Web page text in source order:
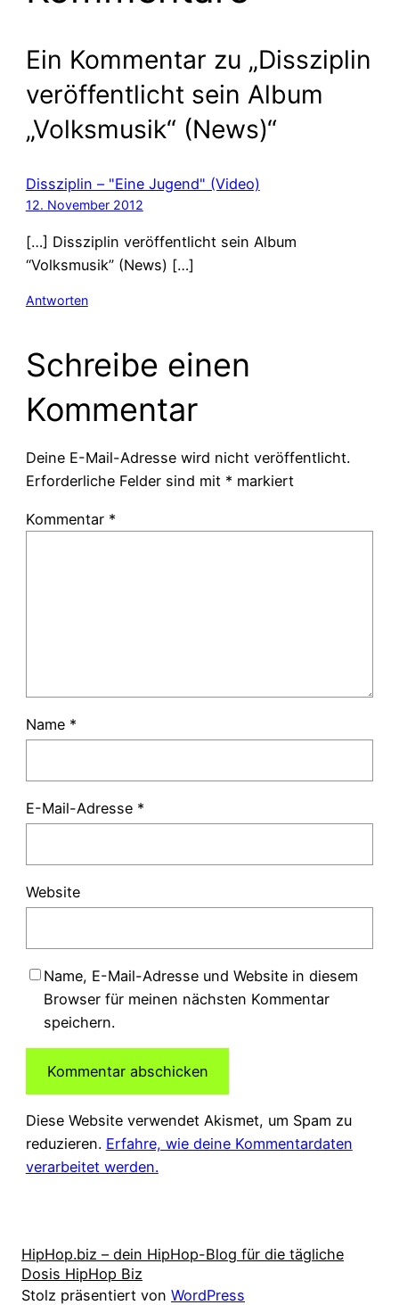
Ein Kommentar zu „Dissziplin
veröffentlicht sein Album
„Volksmusik“ (News)“
Dissziplin – "Eine Jugend" (Video)
12. November 2012
[…] Dissziplin veröffentlicht sein Album
“Volksmusik” (News) […]
Antworten
Schreibe einen
Kommentar
Deine E-Mail-Adresse wird nicht veröffentlicht.
Erforderliche Felder sind mit * markiert
Kommentar *
Name *
E-Mail-Adresse *
Website
Name, E-Mail-Adresse und Website in diesem
Browser für meinen nächsten Kommentar
speichern.
Diese Website verwendet Akismet, um Spam zu
reduzieren. Erfahre, wie deine Kommentardaten
verarbeitet werden.
HipHop.biz – dein HipHop-Blog für die tägliche
Dosis HipHop Biz
Stolz präsentiert von WordPress